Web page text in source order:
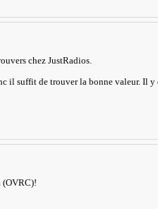
chez JustRadios.
il suffit de trouver la bonne valeur. Il y
(OVRC)!